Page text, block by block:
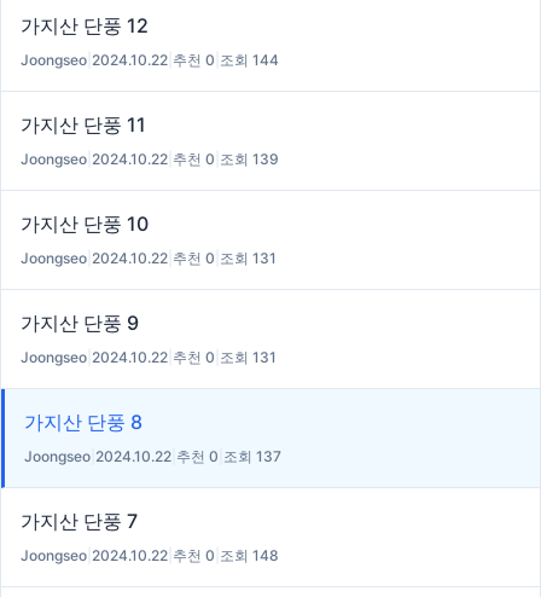
가지산 단풍 12
Joongseo 2024.10.22 추천 0 조회 144
가지산 단풍 11
Joongseo 2024.10.22 추천 0 조회 139
가지산 단풍 10
Joongseo 2024.10.22 추천 0 조회 131
가지산 단풍 9
Joongseo 2024.10.22 추천 0 조회 131
가지산 단풍 8
Joongseo 2024.10.22 추천 0 조회 137
가지산 단풍 7
Joongseo 2024.10.22 추천 0 조회 148